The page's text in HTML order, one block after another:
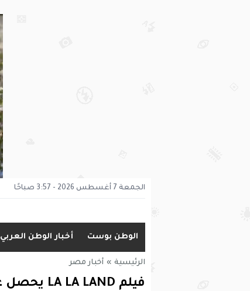
الجمعة 7 أغسطس 2026 - 3:57 صباحًا
الوطن بوست أخبار الوطن العربي
الرئيسية » أخبار مصر
فيلم LA LA LAND يحصل علي جائزة أفضل فيلم موسيقى